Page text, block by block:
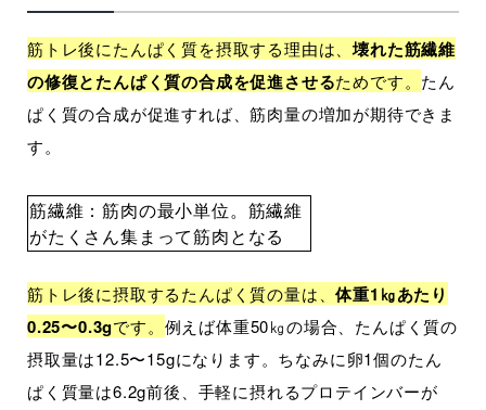
筋トレ後にたんぱく質を摂取する理由は、壊れた筋繊維
の修復とたんぱく質の合成を促進させるためです。 たん
ぱく質の合成が促進すれば、筋肉量の増加が期待できま
す。
筋繊維：筋肉の最小単位。筋繊維
がたくさん集まって筋肉となる
筋トレ後に摂取するたんぱく質の量は、体重1㎏あたり
0.25〜0.3gです。 例えば体重50㎏の場合、たんぱく質の
摂取量は12.5〜15gになります。ちなみに卵1個のたん
ぱく質量は6.2g前後、手軽に摂れるプロテインバーが